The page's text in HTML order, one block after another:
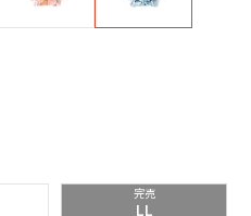
完売
LL